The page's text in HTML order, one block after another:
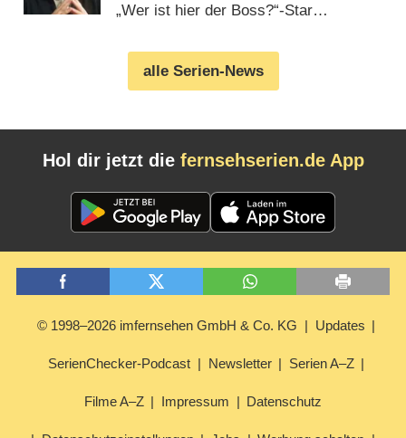
„Wer ist hier der Boss?“-Star
alle Serien-News
Hol dir jetzt die fernsehserien.de App
© 1998–2026 imfernsehen GmbH & Co. KG Updates
SerienChecker-Podcast Newsletter Serien A–Z
Filme A–Z Impressum Datenschutz